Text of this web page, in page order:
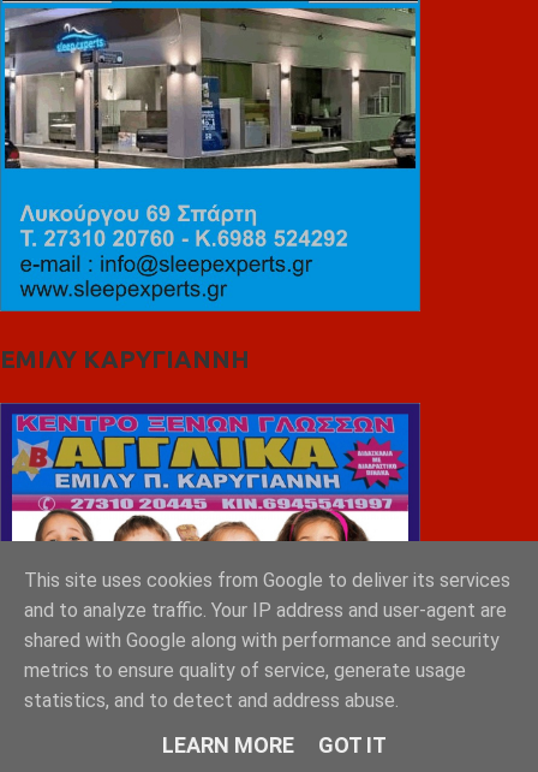
ΕΜΙΛΥ ΚΑΡΥΓΙΑΝΝΗ
This site uses cookies from Google to deliver its services
and to analyze traffic. Your IP address and user-agent are
shared with Google along with performance and security
metrics to ensure quality of service, generate usage
statistics, and to detect and address abuse.
LEARN MORE GOT IT